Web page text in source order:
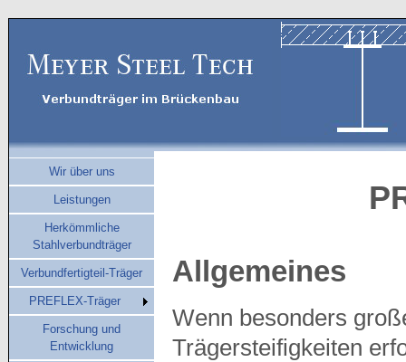
Wir über uns
Leistungen
Herkömmliche
Stahlverbundträger
Verbundfertigteil-Träger
PREFLEX-Träger
Forschung und
Entwicklung
Allgemeines
Wenn besonders
Trägersteifigkeiten